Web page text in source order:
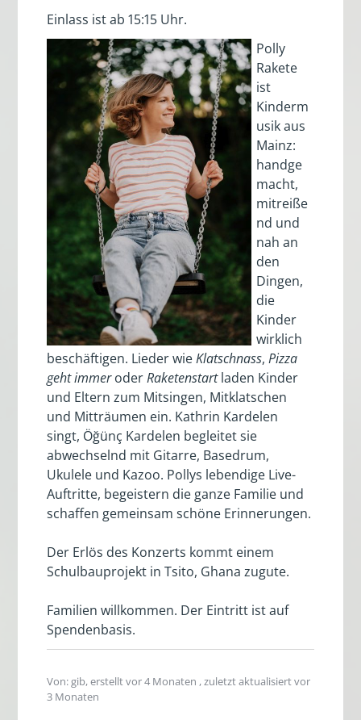
Einlass ist ab 15:15 Uhr.
Polly
Rakete
ist
Kinderm
usik aus
Mainz:
handge
macht,
mitreiße
nd und
nah an
den
Dingen,
die
Kinder
wirklich
beschäftigen. Lieder wieKlatschnass,Pizza
geht immeroderRaketenstartladen Kinder
und Eltern zum Mitsingen, Mitklatschen
und Mitträumen ein. Kathrin Kardelen
singt, Öğünç Kardelen begleitet sie
abwechselnd mit Gitarre, Basedrum,
Ukulele und Kazoo. Pollys lebendige Live-
Auftritte, begeistern die ganze Familie und
schaffen gemeinsam schöne Erinnerungen.
Der Erlös des Konzerts kommt einem
Schulbauprojekt in Tsito, Ghana zugute.
Familien willkommen. Der Eintritt ist auf
Spendenbasis.
Von: gib, erstelltvor 4 Monaten , zuletzt aktualisiertvor
3 Monaten